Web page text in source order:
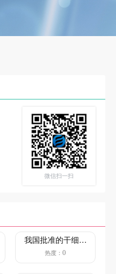
微信扫一扫
我国批准的干细胞
医院名单，全部都
热度： 0